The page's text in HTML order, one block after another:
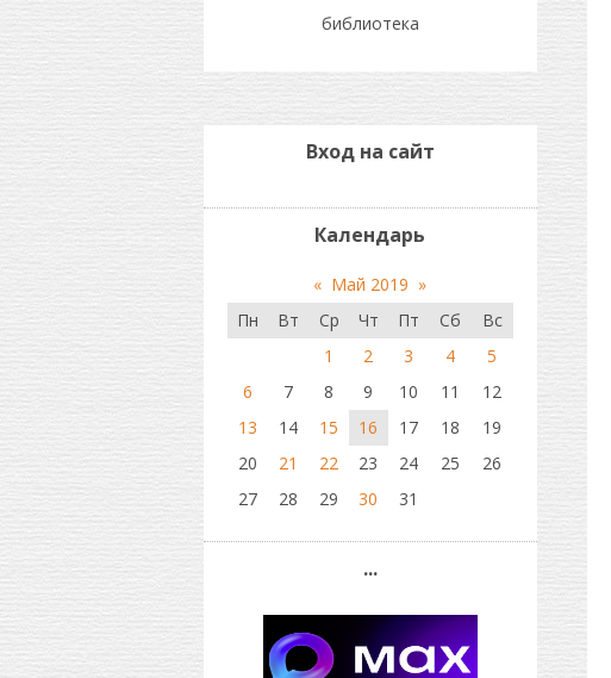
библиотека
Вход на сайт
Календарь
« Май 2019 »
Пн
Вт Ср Чт Пт Сб
Вс
1
2 3 4
5
6
7 8 9 10 11
12
13
14 15 16 17 18
19
20
21 22 23 24 25
26
27
28 29 30 31
...